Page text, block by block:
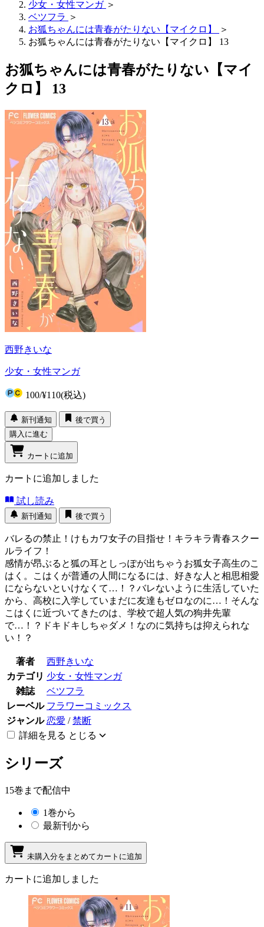
少女・女性マンガ ＞
ベツフラ ＞
お狐ちゃんには青春がたりない【マイクロ】
＞
お狐ちゃんには青春がたりない【マイクロ】 13
お狐ちゃんには青春がたりない【マイ
クロ】 13
西野きいな
少女・女性マンガ
100/¥110(税込)
新刊通知
後で買う
購入に進む
カートに追加
カートに追加しました
試し読み
新刊通知 後で買う
バレるの禁止！けもカワ女子の目指せ！キラキラ青春スクー
ルライフ！
感情が昂ぶると狐の耳としっぽが出ちゃうお狐女子高生のこ
はく。こはくが普通の人間になるには、好きな人と相思相愛
にならないといけなくて…！？バレないように生活していた
から、高校に入学していまだに友達もゼロなのに…！そんな
こはくに近づいてきたのは、学校で超人気の狗井先輩
で…！？ドキドキしちゃダメ！なのに気持ちは抑えられな
い！？
著者
西野きいな
カテゴリ 少女・女性マンガ
雑誌
ベツフラ
レーベル フラワーコミックス
ジャンル 恋愛 /禁断
詳細を見る とじる
シリーズ
15巻まで配信中
1巻から
最新刊から
未購入分をまとめてカートに追加
カートに追加しました